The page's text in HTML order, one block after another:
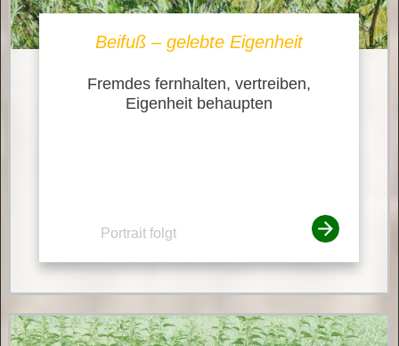
Beifuß – gelebte Eigenheit
Fremdes fernhalten, vertreiben,
Eigenheit behaupten
Portrait folgt